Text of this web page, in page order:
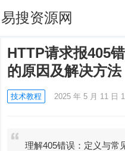
易搜资源网
HTTP请求报405
的原因及解决方法
技术教程 2025 年 5 月 11 日
理解405错误：定义与常